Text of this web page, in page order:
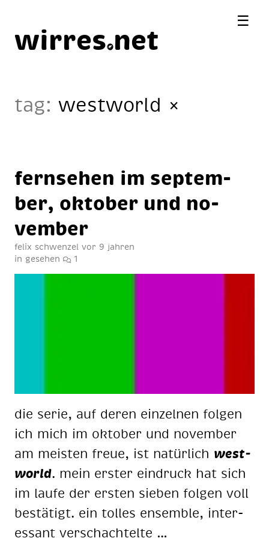
wirres net
tag: westworld ×
fern­se­hen im sep­tem­
ber, ok­to­ber und no­
vem­ber
felix schwenzel vor 9 jahren
in gesehen 1
die se­rie, auf de­ren ein­zel­nen fol­gen
ich mich im ok­to­ber und no­vem­ber
am meis­ten freue, ist na­tür­lich west­
world. mein ers­ter ein­druck hat sich
im lau­fe der ers­ten sie­ben fol­gen voll
be­stä­tigt. ein tol­les en­sem­ble, in­ter­
es­sant ver­schach­tel­te …
☰